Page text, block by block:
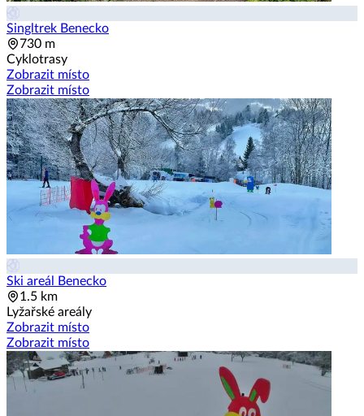
Singltrek Benecko
730 m
Cyklotrasy
Zobrazit místo
Zobrazit místo
Ski areál Benecko
1.5 km
Lyžařské areály
Zobrazit místo
Zobrazit místo